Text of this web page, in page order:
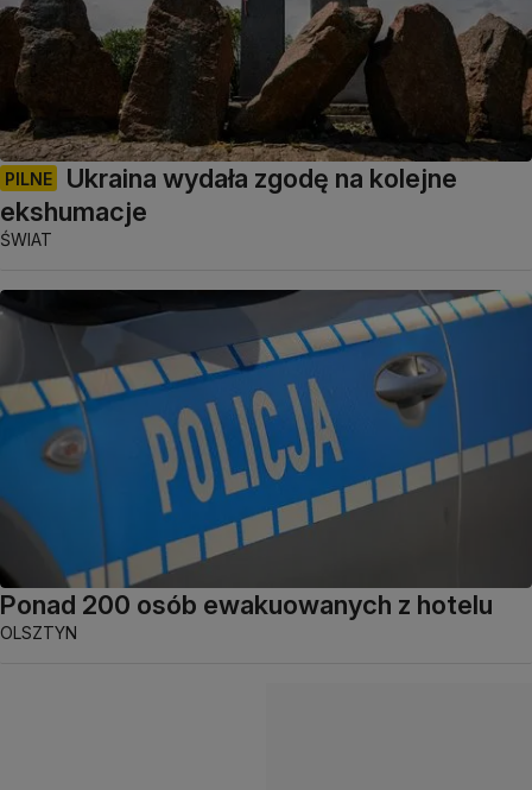
PILNE
Ukraina wydała zgodę na kolejne
ekshumacje
ŚWIAT
Ponad 200 osób ewakuowanych z hotelu
OLSZTYN